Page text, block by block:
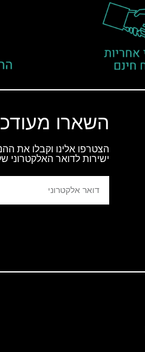
השארו
הצטרפו אלינו וקבלו את
ישירות לדואר האלקטרוני